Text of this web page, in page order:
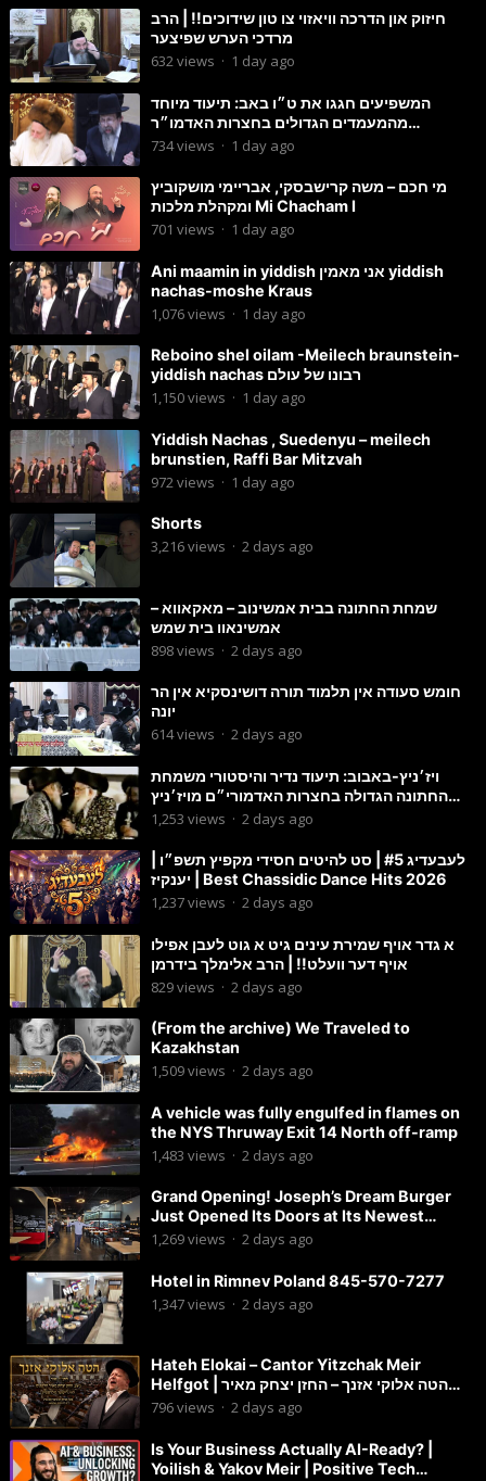
חיזוק און הדרכה וויאזוי צו טון שידוכים!! | הרב
מרדכי הערש שפיצער
632views · 1 day ago
המשפיעים חגגו את ט״ו באב: תיעוד מיוחד
מהמעמדים הגדולים בחצרות האדמו״ר
מסטוטשין והגרי״מ מורגשטרן
734views · 1 day ago
מי חכם – משה קרישבסקי, אבריימי מושקוביץ
ומקהלת מלכות Mi Chacham I
701 views · 1 day ago
Ani maamin in yiddish אני מאמין yiddish
nachas-moshe Kraus
1,076views · 1 day ago
Reboino shel oilam -Meilech braunstein-
yiddish nachas רבונו של עולם
1,150views · 1 day ago
Yiddish Nachas , Suedenyu – meilech
brunstien, Raffi Bar Mitzvah
972views · 1 day ago
Shorts
3,216views · 2 days ago
שמחת החתונה בבית אמשינוב – מאקאווא –
אמשינאוו בית שמש
898views · 2 days ago
חומש סעודה אין תלמוד תורה דושינסקיא אין הר
יונה
614views · 2 days ago
ויז׳ניץ-באבוב: תיעוד נדיר והיסטורי משמחת
החתונה הגדולה בחצרות האדמורי״ם מויז׳ניץ
ובאבוב זי״ע
1,253 views · 2 days ago
לעבעדיג #5 | סט להיטים חסידי מקפיץ תשפ״ו |
יענקיז | Best Chassidic Dance Hits 2026
1,237views · 2 days ago
א גדר אויף שמירת עינים גיט א גוט לעבן אפילו
אויף דער וועלט!! | הרב אלימלך בידרמן
829views · 2 days ago
(From the archive) We Traveled to
Kazakhstan
1,509views · 2 days ago
A vehicle was fully engulfed in flames on
the NYS Thruway Exit 14 North off-ramp
1,483 views · 2 days ago
Grand Opening! Joseph’s Dream Burger
Just Opened Its Doors at Its Newest
Location in Lakewood!
1,269views · 2 days ago
Hotel in Rimnev Poland 845-570-7277
1,347views · 2 days ago
Hateh Elokai – Cantor Yitzchak Meir
Helfgot | הטה אלוקי אזנך – החזן יצחק מאיר
הלפגוט
796views · 2 days ago
Is Your Business Actually AI-Ready? |
Yoilish & Yakov Meir | Positive Tech